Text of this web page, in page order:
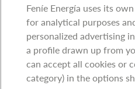
Feníe Energía uses its
for analytical purposes
personalized advertising
a profile drawn up from
can accept all cookies or
category) in the options